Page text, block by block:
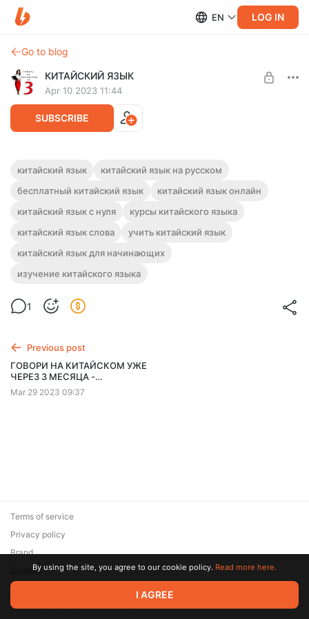
EN LOG IN
Go to blog
КИТАЙСКИЙ ЯЗЫК
Apr 10 2023 11:44
SUBSCRIBE
ГОВОРИ НА КИТАЙСКОМ УЖЕ ЧЕРЕЗ 3
МЕСЯЦА - 8 УРОК
Учимся правильно говорить время на китайском
Через сколько минут начнётся урок и так далее🤗
Level required:
UNLOCK POST
китайский язык
китайский язык на русском
бесплатный китайский язык
китайский язык онлайн
китайский язык с нуля
курсы китайского языка
китайский язык слова
учить китайский язык
китайский язык для начинающих
изучение китайского языка
1
Previous post
ГОВОРИ НА КИТАЙСКОМ УЖЕ
ЧЕРЕЗ 3 МЕСЯЦА -
Контрольный урок 1 темы
Mar 29 2023 09:37
© 2026 Zaya Solutions Limited. All rights reserved. All trademarks
are the property of their respective owners.
Terms of service
Privacy policy
Brand
SupportBy using the site, you agree to our cookie policy. Read more here.
I AGREE